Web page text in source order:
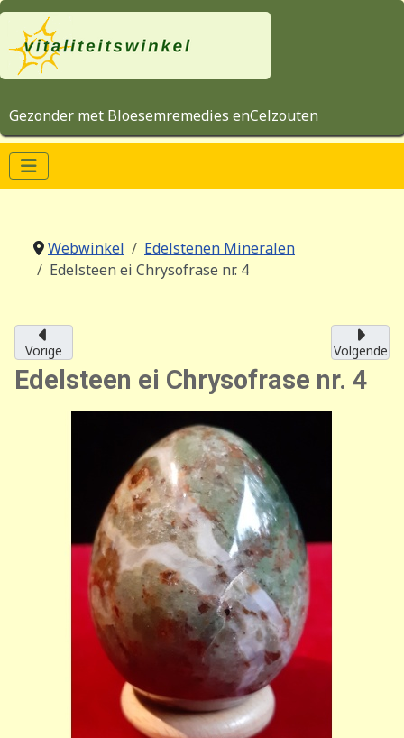
Gezonder met Bloesemremedies enCelzouten
Webwinkel
Edelstenen Mineralen
Edelsteen ei Chrysofrase nr. 4
Vorige Volgende
Edelsteen ei Chrysofrase nr. 4